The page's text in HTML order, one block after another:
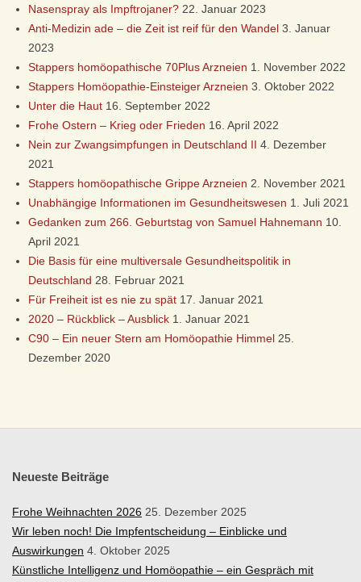
F
Nasenspray als Impftrojaner? 22. Januar 2023
Anti-Medizin ade – die Zeit ist reif für den Wandel 3. Januar
2023
Stappers homöopathische 70Plus Arzneien 1. November 2022
Stappers Homöopathie-Einsteiger Arzneien 3. Oktober 2022
Unter die Haut 16. September 2022
Frohe Ostern – Krieg oder Frieden 16. April 2022
Nein zur Zwangsimpfungen in Deutschland II 4. Dezember
2021
Stappers homöopathische Grippe Arzneien 2. November 2021
Unabhängige Informationen im Gesundheitswesen 1. Juli 2021
Gedanken zum 266. Geburtstag von Samuel Hahnemann 10.
April 2021
Die Basis für eine multiversale Gesundheitspolitik in
Deutschland 28. Februar 2021
Für Freiheit ist es nie zu spät 17. Januar 2021
2020 – Rückblick – Ausblick 1. Januar 2021
C90 – Ein neuer Stern am Homöopathie Himmel 25.
Dezember 2020
Neueste Beiträge
Frohe Weihnachten 2026 25. Dezember 2025
Wir leben noch! Die Impfentscheidung – Einblicke und
Auswirkungen 4. Oktober 2025
Künstliche Intelligenz und Homöopathie – ein Gespräch mit